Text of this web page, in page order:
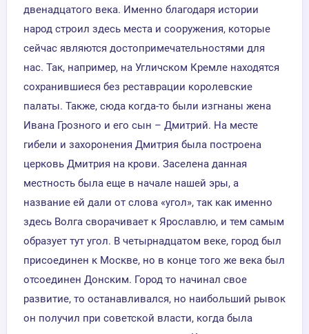
двенадцатого века. Именно благодаря истории
народ строил здесь места и сооружения, которые
сейчас являются достопримечательностями для
нас. Так, например, на Угличском Кремле находятся
сохранившиеся без реставрации королевские
палаты. Также, сюда когда-то были изгнаны жена
Ивана Грозного и его сын – Дмитрий. На месте
гибели и захоронения Дмитрия была построена
церковь Дмитрия на крови. Заселена данная
местность была еще в начале нашей эры, а
название ей дали от слова «угол», так как именно
здесь Волга сворачивает к Ярославлю, и тем самым
образует тут угол. В четырнадцатом веке, город был
присоединен к Москве, но в конце того же века был
отсоединен Донским. Город то начинал свое
развитие, то останавливался, но наибольший рывок
он получил при советской власти, когда была